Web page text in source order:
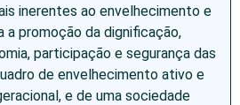
inerentes ao envelhecimento e
a promoção da dignificação,
participação e segurança das
de envelhecimento ativo e
e de uma sociedade